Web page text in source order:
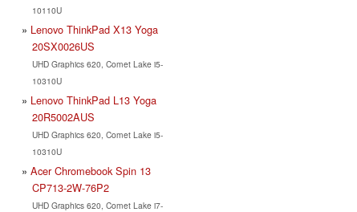
10110U
Lenovo ThinkPad X13 Yoga
20SX0026US
UHD Graphics 620, Comet Lake i5-
10310U
Lenovo ThinkPad L13 Yoga
20R5002AUS
UHD Graphics 620, Comet Lake i5-
10310U
Acer Chromebook Spin 13
CP713-2W-76P2
UHD Graphics 620, Comet Lake i7-